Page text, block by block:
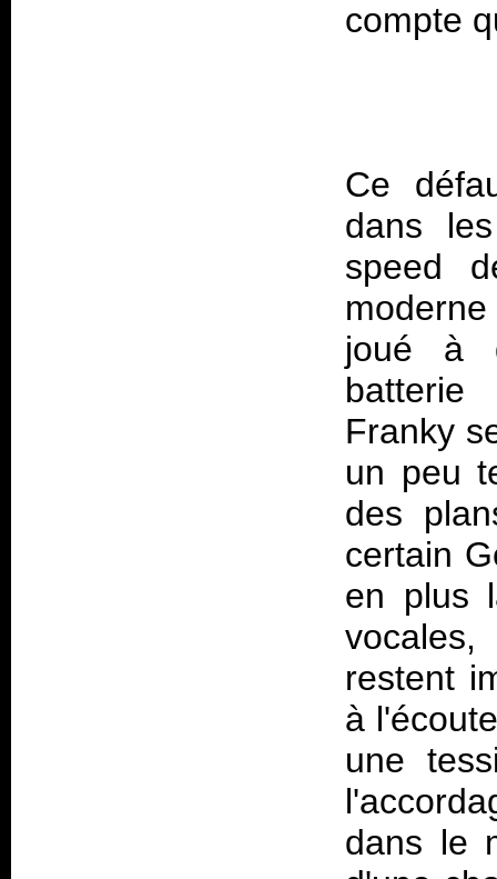
Ce
dans
speed
joué à
Franky
un peu
des
certain
en plus
restent
à
une
dans le